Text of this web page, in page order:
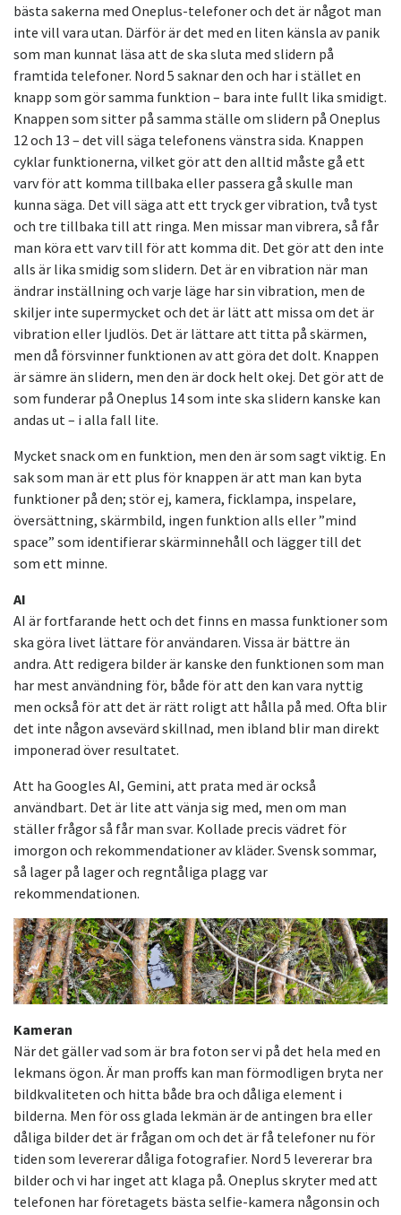
bästa sakerna med Oneplus-telefoner och det är något man
inte vill vara utan. Därför är det med en liten känsla av panik
som man kunnat läsa att de ska sluta med slidern på
framtida telefoner. Nord 5 saknar den och har i stället en
knapp som gör samma funktion – bara inte fullt lika smidigt.
Knappen som sitter på samma ställe om slidern på Oneplus
12 och 13 – det vill säga telefonens vänstra sida. Knappen
cyklar funktionerna, vilket gör att den alltid måste gå ett
varv för att komma tillbaka eller passera gå skulle man
kunna säga. Det vill säga att ett tryck ger vibration, två tyst
och tre tillbaka till att ringa. Men missar man vibrera, så får
man köra ett varv till för att komma dit. Det gör att den inte
alls är lika smidig som slidern. Det är en vibration när man
ändrar inställning och varje läge har sin vibration, men de
skiljer inte supermycket och det är lätt att missa om det är
vibration eller ljudlös. Det är lättare att titta på skärmen,
men då försvinner funktionen av att göra det dolt. Knappen
är sämre än slidern, men den är dock helt okej. Det gör att de
som funderar på Oneplus 14 som inte ska slidern kanske kan
andas ut – i alla fall lite.
Mycket snack om en funktion, men den är som sagt viktig. En
sak som man är ett plus för knappen är att man kan byta
funktioner på den; stör ej, kamera, ficklampa, inspelare,
översättning, skärmbild, ingen funktion alls eller ”mind
space” som identifierar skärminnehåll och lägger till det
som ett minne.
AI
AI är fortfarande hett och det finns en massa funktioner som
ska göra livet lättare för användaren. Vissa är bättre än
andra. Att redigera bilder är kanske den funktionen som man
har mest användning för, både för att den kan vara nyttig
men också för att det är rätt roligt att hålla på med. Ofta blir
det inte någon avsevärd skillnad, men ibland blir man direkt
imponerad över resultatet.
Att ha Googles AI, Gemini, att prata med är också
användbart. Det är lite att vänja sig med, men om man
ställer frågor så får man svar. Kollade precis vädret för
imorgon och rekommendationer av kläder. Svensk sommar,
så lager på lager och regntåliga plagg var
rekommendationen.
Kameran
När det gäller vad som är bra foton ser vi på det hela med en
lekmans ögon. Är man proffs kan man förmodligen bryta ner
bildkvaliteten och hitta både bra och dåliga element i
bilderna. Men för oss glada lekmän är de antingen bra eller
dåliga bilder det är frågan om och det är få telefoner nu för
tiden som levererar dåliga fotografier. Nord 5 levererar bra
bilder och vi har inget att klaga på. Oneplus skryter med att
telefonen har företagets bästa selfie-kamera någonsin och